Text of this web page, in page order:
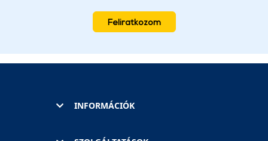
Feliratkozom
INFORMÁCIÓK